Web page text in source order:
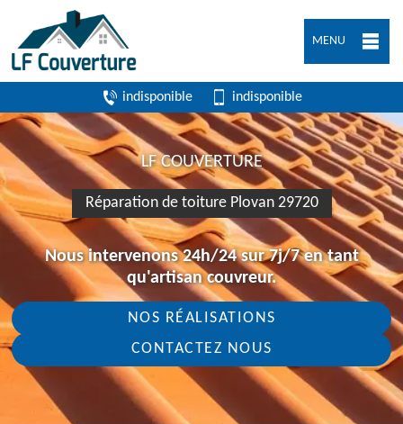
MENU
indisponible indisponible
LF COUVERTURE
Réparation de toiture Plovan 29720
Nous intervenons 24h/24 sur 7j/7 en tant
qu'artisan couvreur.
NOS RÉALISATIONS
CONTACTEZ NOUS